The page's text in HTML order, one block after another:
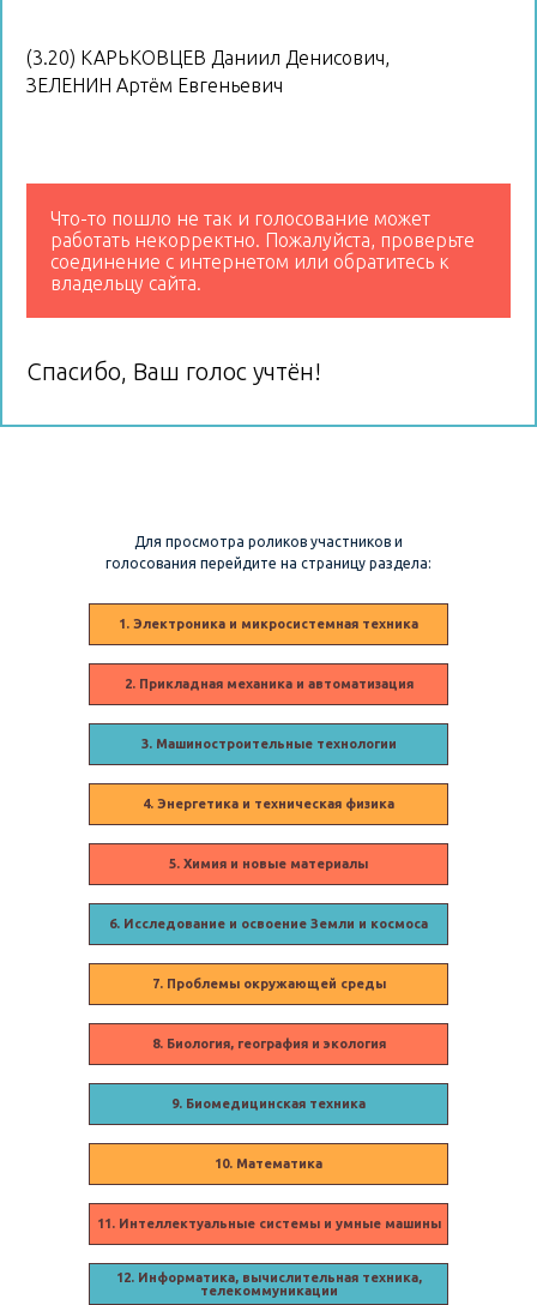
(3.20) КАРЬКОВЦЕВ Даниил Денисович,
ЗЕЛЕНИН Артём Евгеньевич
Что-то пошло не так и голосование может
работать некорректно. Пожалуйста, проверьте
соединение с интернетом или обратитесь к
владельцу сайта.
Спасибо, Ваш голос учтён!
Для просмотра роликов участников и
голосования перейдите на страницу раздела:
1. Электроника и микросистемная техника
2. Прикладная механика и автоматизация
3. Машиностроительные технологии
4. Энергетика и техническая физика
7. Проблемы окружающей среды
6. Исследование и освоение Земли и космоса
5. Химия и новые материалы
8. Биология, география и экология
12. Информатика, вычислительная техника,
телекоммуникации
11. Интеллектуальные системы и умные машины
10. Математика
9. Биомедицинская техника